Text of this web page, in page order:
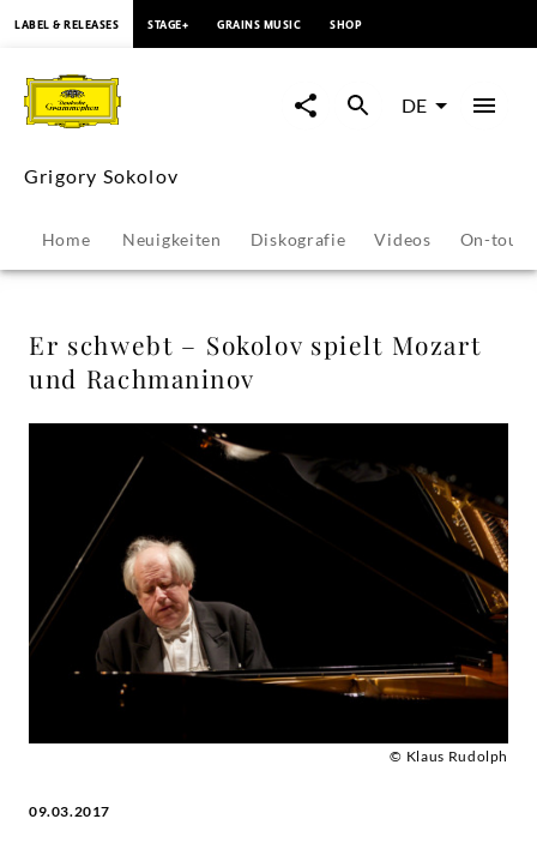
schwebt
Sokolov
spielt
Mozart
und
Rachmaninov
Grigory
Sokolov
Deutsche
Grammophon
LABEL & RELEASES STAGE+ GRAINS MUSIC SHOP
DE
Grigory Sokolov
Home Neuigkeiten Diskografie Videos On-tour
Er schwebt – Sokolov spielt Mozart
und Rachmaninov
© Klaus Rudolph
09.03.2017